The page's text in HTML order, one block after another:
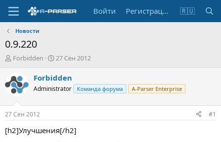
Войти Регистрация 🇷🇺
Новости
0.9.220
А
т
о
р
т
е
м
ы
Forbidden
Д
т
н
а
л
27 Сен 2012
Forbidden
Administrator Команда форума A-Parser Enterprise
27 Сен 2012 #1
[h2]Улучшения[/h2]